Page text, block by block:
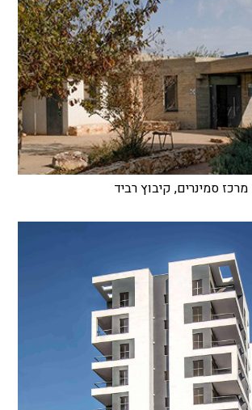
מרכז סמינרים, קיבוץ רביד